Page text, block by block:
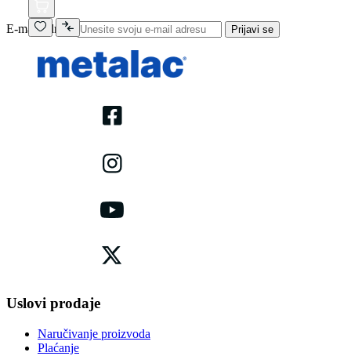
E-mail adresa Prijavi se
Uslovi prodaje
Naručivanje proizvoda
Plaćanje